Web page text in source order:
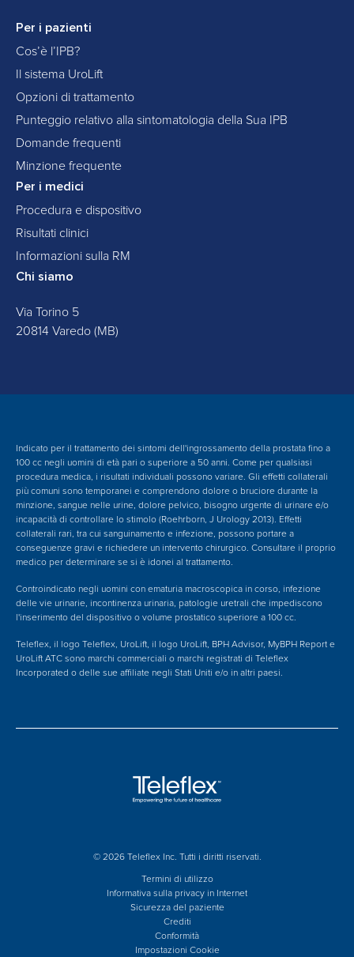
Per i pazienti
Cos’è l’IPB?
Il sistema UroLift
Opzioni di trattamento
Punteggio relativo alla sintomatologia della Sua IPB
Domande frequenti
Minzione frequente
Per i medici
Procedura e dispositivo
Risultati clinici
Informazioni sulla RM
Chi siamo
Via Torino 5
20814 Varedo (MB)
Indicato per il trattamento dei sintomi dell'ingrossamento della prostata fino a
100 cc negli uomini di età pari o superiore a 50 anni. Come per qualsiasi
procedura medica, i risultati individuali possono variare. Gli effetti collaterali
più comuni sono temporanei e comprendono dolore o bruciore durante la
minzione, sangue nelle urine, dolore pelvico, bisogno urgente di urinare e/o
incapacità di controllare lo stimolo (Roehrborn, J Urology 2013). Effetti
collaterali rari, tra cui sanguinamento e infezione, possono portare a
conseguenze gravi e richiedere un intervento chirurgico. Consultare il proprio
medico per determinare se si è idonei al trattamento.
Controindicato negli uomini con ematuria macroscopica in corso, infezione
delle vie urinarie, incontinenza urinaria, patologie uretrali che impediscono
l'inserimento del dispositivo o volume prostatico superiore a 100 cc.
Teleflex, il logo Teleflex, UroLift, il logo UroLift, BPH Advisor, MyBPH Report e
UroLift ATC sono marchi commerciali o marchi registrati di Teleflex
Incorporated o delle sue affiliate negli Stati Uniti e/o in altri paesi.
© 2026 Teleflex Inc. Tutti i diritti riservati.
Termini di utilizzo
Informativa sulla privacy in Internet
Sicurezza del paziente
Crediti
Conformità
Impostazioni Cookie